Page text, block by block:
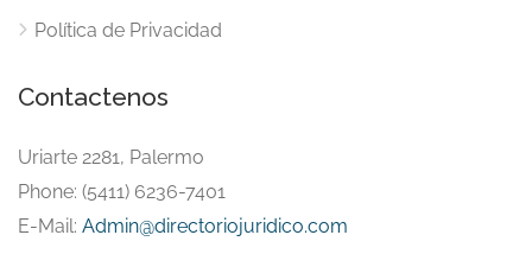
Política de Privacidad
Contactenos
Uriarte 2281, Palermo
Phone: (5411) 6236-7401
E-Mail: Admin@directoriojuridico.com